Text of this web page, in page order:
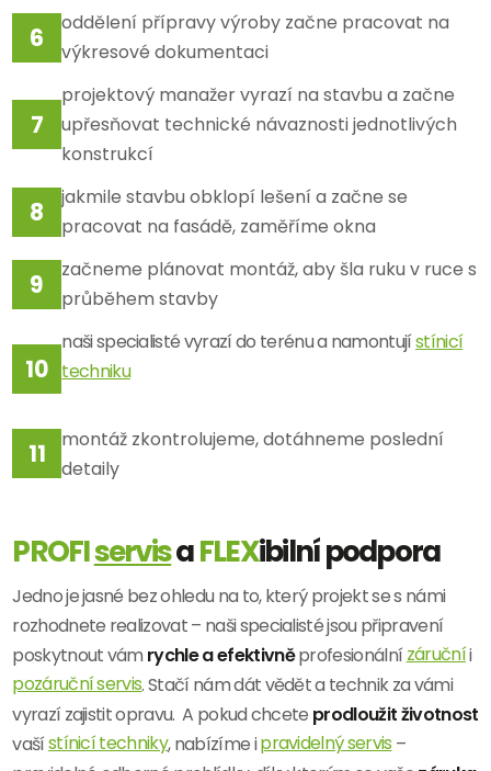
oddělení přípravy výroby začne pracovat na
výkresové dokumentaci
projektový manažer vyrazí na stavbu a začne
upřesňovat technické návaznosti jednotlivých
konstrukcí
jakmile stavbu obklopí lešení a začne se
pracovat na fasádě, zaměříme okna
začneme plánovat montáž, aby šla ruku v ruce s
průběhem stavby
naši specialisté vyrazí do terénu a namontujístínicí
techniku
montáž zkontrolujeme, dotáhneme poslední
detaily
PROFIservisaFLEXibilní podpora
Jedno je jasné bez ohledu na to, který projekt se s námi
rozhodnete realizovat – naši specialisté jsou připravení
poskytnout vám rychle a efektivněprofesionálnízáručníi
pozáruční servis. Stačí nám dát vědět a technik za vámi
vyrazí zajistit opravu. A pokud chcete prodloužit životnost
vašístínicí techniky, nabízíme ipravidelný servis–